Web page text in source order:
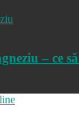
– ce